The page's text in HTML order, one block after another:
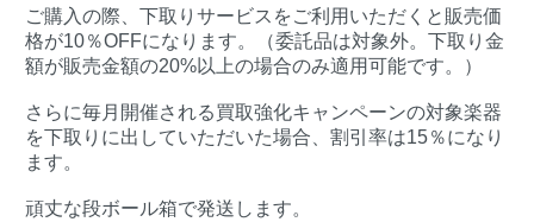
ご購入の際、下取りサービスをご利用いただくと販売価
格が10％OFFになります。（委託品は対象外。下取り金
額が販売金額の20%以上の場合のみ適用可能です。）
さらに毎月開催される買取強化キャンペーンの対象楽器
を下取りに出していただいた場合、割引率は15％になり
ます。
頑丈な段ボール箱で発送します。